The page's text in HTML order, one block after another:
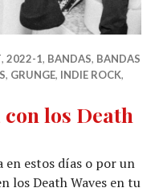
,2022-1, BANDAS, BANDAS
, GRUNGE, INDIE ROCK,
los Death
en estos días o por un
los Death Waves en tu